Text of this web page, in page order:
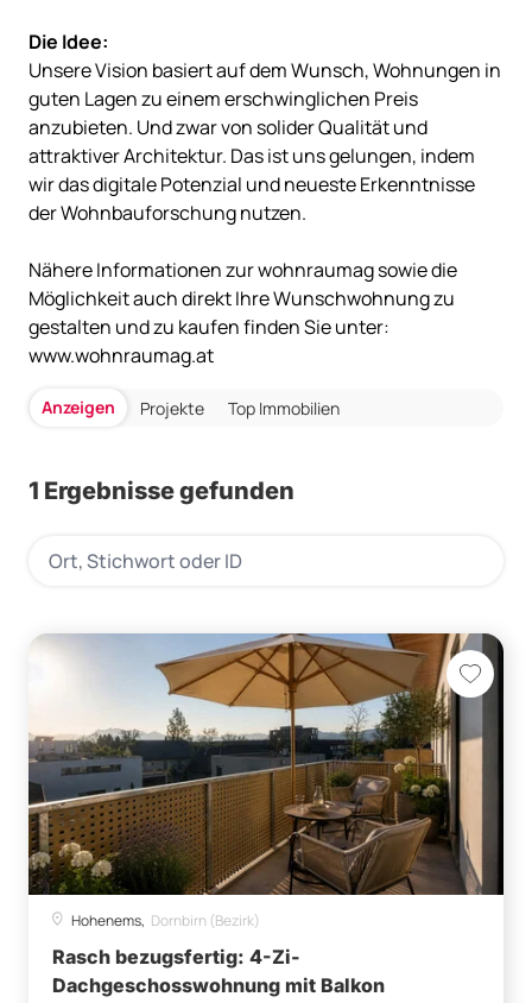
Die Idee:
Unsere Vision basiert auf dem Wunsch, Wohnungen in
guten Lagen zu einem erschwinglichen Preis
anzubieten. Und zwar von solider Qualität und
attraktiver Architektur. Das ist uns gelungen, indem
wir das digitale Potenzial und neueste Erkenntnisse
der Wohnbauforschung nutzen.
Nähere Informationen zur wohnraumag sowie die
Möglichkeit auch direkt Ihre Wunschwohnung zu
gestalten und zu kaufen finden Sie unter:
www.wohnraumag.at
Anzeigen Projekte Top Immobilien
1 Ergebnisse gefunden
Hohenems, Dornbirn (Bezirk)
Rasch bezugsfertig: 4-Zi-
Dachgeschosswohnung mit Balkon